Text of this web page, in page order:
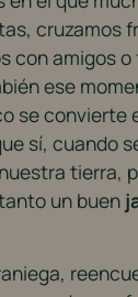
cruzamos
con amigos o
ese
se convierte
sí, cuando
tierra,
un buen